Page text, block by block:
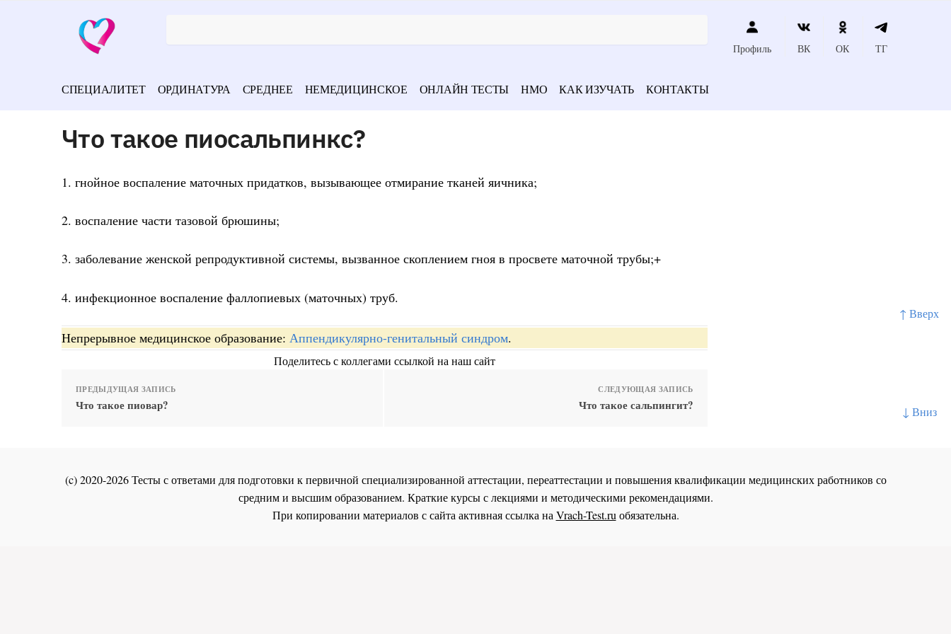
↑ Вверх
↓ Вниз
Профиль ВК ОК ТГ
СПЕЦИАЛИТЕТ ОРДИНАТУРА СРЕДНЕЕ НЕМЕДИЦИНСКОЕ ОНЛАЙН ТЕСТЫ НМО КАК ИЗУЧАТЬ КОНТАКТЫ
Что такое пиосальпинкс?
1. гнойное воспаление маточных придатков, вызывающее отмирание тканей яичника;
2. воспаление части тазовой брюшины;
3. заболевание женской репродуктивной системы, вызванное скоплением гноя в просвете маточной трубы;+
4. инфекционное воспаление фаллопиевых (маточных) труб.
Непрерывное медицинское образование: Аппендикулярно-генитальный синдром.
Поделитесь с коллегами ссылкой на наш сайт
ПРЕДЫДУЩАЯ ЗАПИСЬ
Что такое пиовар?
СЛЕДУЮЩАЯ ЗАПИСЬ
Что такое сальпингит?
(c) 2020-2026 Тесты с ответами для подготовки к первичной специализированной аттестации, переаттестации и повышения квалификации медицинских работников со
средним и высшим образованием. Краткие курсы с лекциями и методическими рекомендациями.
При копировании материалов с сайта активная ссылка наVrach-Test.ruобязательна.